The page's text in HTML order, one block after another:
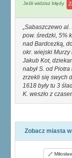
Jeśli widzisz błędy
Sabaszczewo al.
pow. średzki, 5%
nad Bardcezką,
okr. wiejski Murzy
Jakub Kot,
nabył S. od
zrzekli się swych
1618 były tu 3
K. weszło z
Zobacz miasta